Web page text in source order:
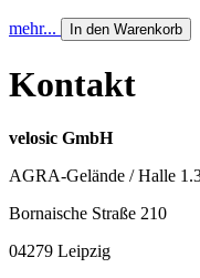
mehr... In den Warenkorb
Kontakt
velosic GmbH
AGRA-Gelände / Halle
Bornaische Straße 210
04279 Leipzig